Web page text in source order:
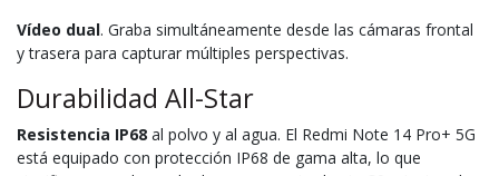
Vídeo dual. Graba simultáneamente desde las cámaras frontal
y trasera para capturar múltiples perspectivas.
Durabilidad All-Star
Resistencia IP68 al polvo y al agua. El Redmi Note 14 Pro+ 5G
está equipado con protección IP68 de gama alta, lo que